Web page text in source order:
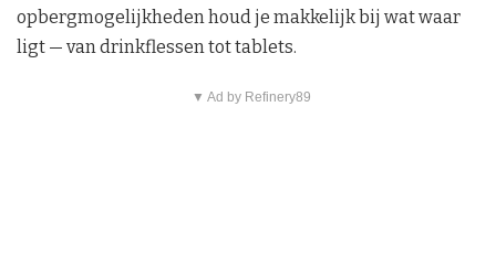
opbergmogelijkheden houd je makkelijk bij wat waar
ligt — van drinkflessen tot tablets.
▼ Ad by Refinery89